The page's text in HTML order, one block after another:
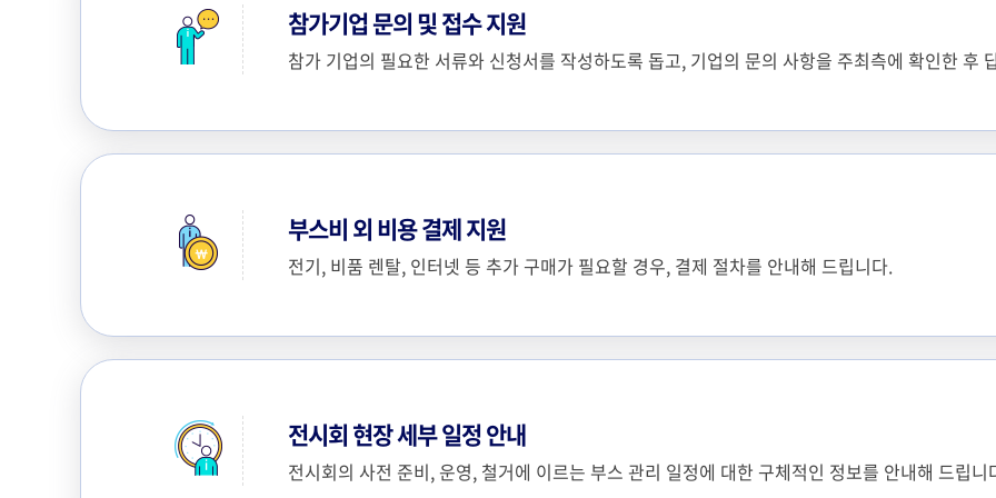
참가기업 문의 및 접수 지원
참가 기업의 필요한 서류와 신청서를 작성하도록 돕고, 기업의 문의 사항을 주최측에 확인한 후
부스비 외 비용 결제 지원
전기, 비품 렌탈, 인터넷 등 추가 구매가 필요할 경우, 결제 절차를 안내해 드립니다.
전시회 현장 세부 일정 안내
전시회의 사전 준비, 운영, 철거에 이르는 부스 관리 일정에 대한 구체적인 정보를 안내해 드립니